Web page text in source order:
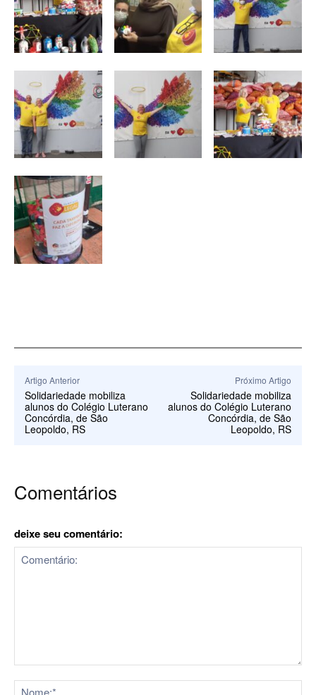
Artigo Anterior
Solidariedade mobiliza
alunos do Colégio Luterano
Concórdia, de São
Leopoldo, RS
Próximo Artigo
Solidariedade mobiliza
alunos do Colégio Luterano
Concórdia, de São
Leopoldo, RS
Comentários
deixe seu comentário: